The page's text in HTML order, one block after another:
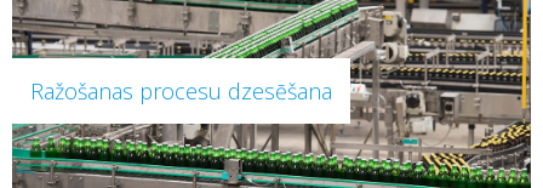
Ražošanas procesu dzesēšana